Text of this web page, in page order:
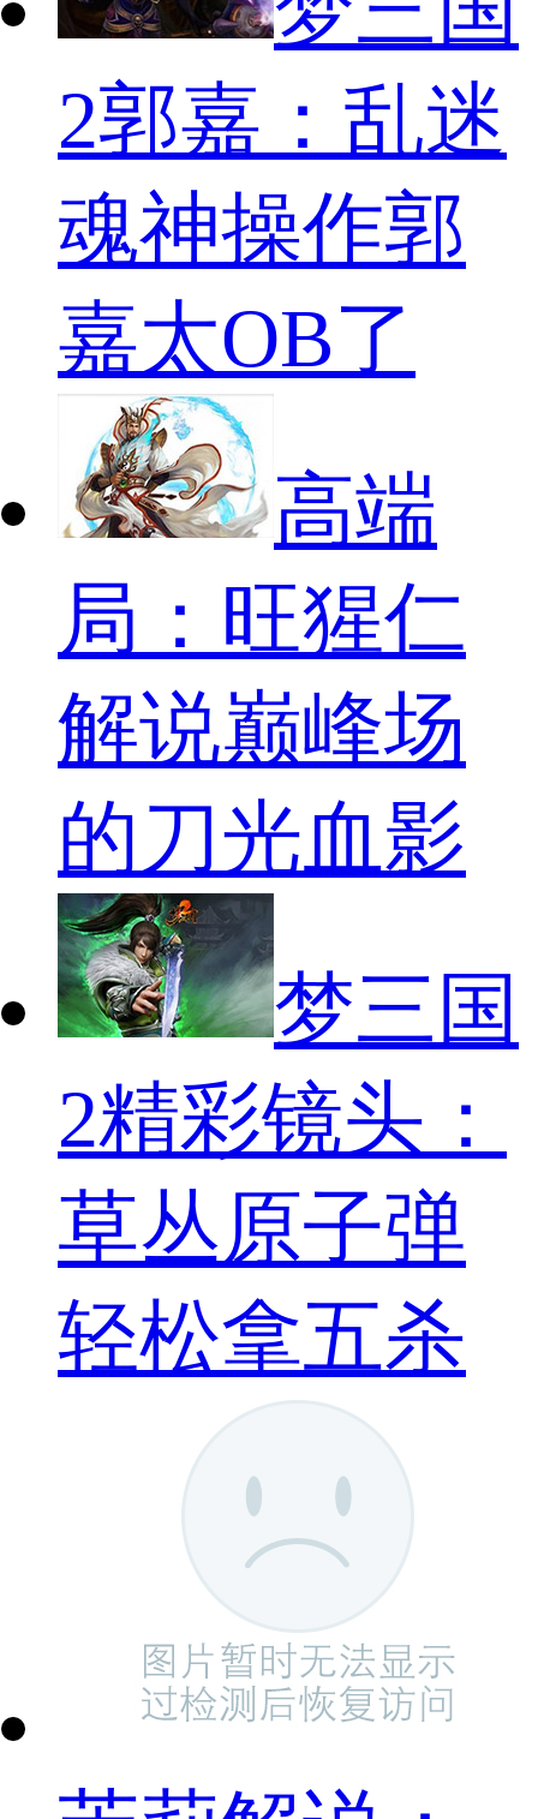
2郭嘉：乱迷
魂神操作郭
嘉太OB了
高端
局：旺猩仁
解说巅峰场
的刀光血影
梦三国
2精彩镜头：
草丛原子弹
轻松拿五杀